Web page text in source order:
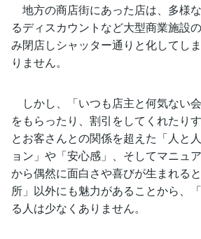
地方の商店街にあった店は、多様
るディスカウントなど大型商業施設
み閉店しシャッター通りと化してし
りません。
しかし、「いつも店主と何気ない
をもらったり、割引をしてくれたり
とお客さんとの関係を超えた「人と
ョン」や「安心感」、そしてマニュ
から偶然に面白さや喜びが生まれる
所」以外にも魅力があることから、
る人は少なくありません。